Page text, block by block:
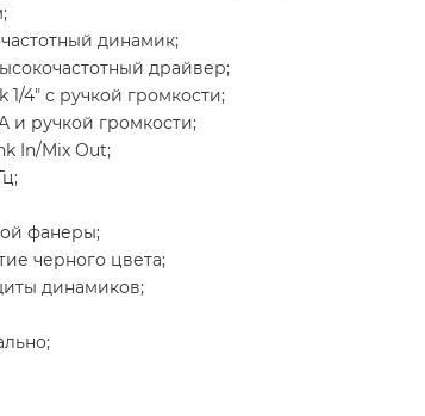
динамик;
драйвер;
4" с ручкой громкости;
и ручкой громкости;
In/Mix Out;
фанеры;
черного цвета;
динамиков;